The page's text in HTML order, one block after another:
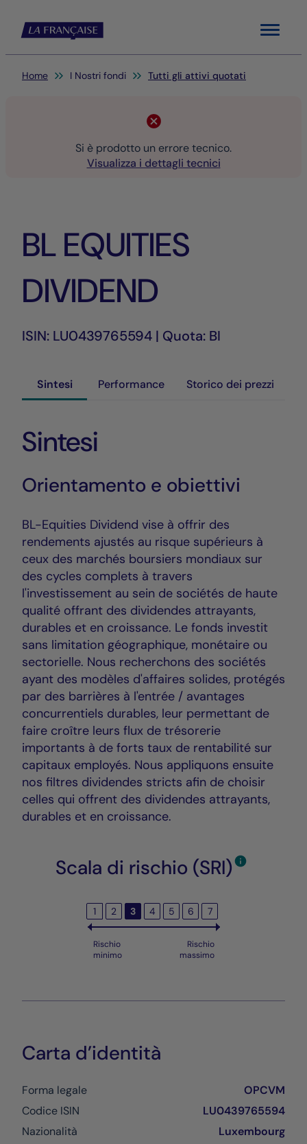
Menu
Sei qui:
Home I Nostri fondi Tutti gli attivi quotati
Si è prodotto un errore tecnico.
Visualizza i dettagli tecnici
BL EQUITIES
DIVIDEND
ISIN: LU0439765594 | Quota: BI
Sintesi Performance Storico dei prezzi
Sintesi
Orientamento e obiettivi
BL-Equities Dividend vise à offrir des
rendements ajustés au risque supérieurs à
ceux des marchés boursiers mondiaux sur
des cycles complets à travers
l'investissement au sein de sociétés de haute
qualité offrant des dividendes attrayants,
durables et en croissance. Le fonds investit
sans limitation géographique, monétaire ou
sectorielle. Nous recherchons des sociétés
ayant des modèles d'affaires solides, protégés
par des barrières à l'entrée / avantages
concurrentiels durables, leur permettant de
faire croître leurs flux de trésorerie
importants à de forts taux de rentabilité sur
capitaux employés. Nous appliquons ensuite
nos filtres dividendes stricts afin de choisir
celles qui offrent des dividendes attrayants,
durables et en croissance.
Scala di rischio (SRI)
1 2 3 4 5 6 7
Rischio
minimo
Rischio
massimo
Carta d’identità
Forma legale
OPCVM
Codice ISIN
LU0439765594
Nazionalità
Luxembourg